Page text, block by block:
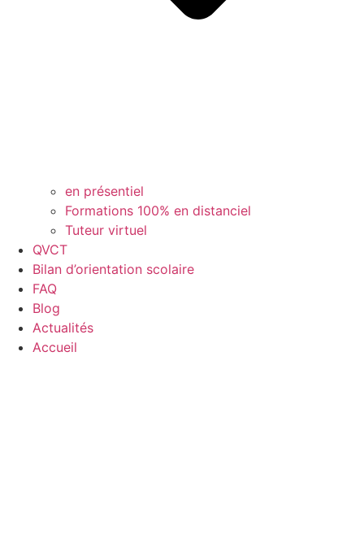
en présentiel
Formations 100% en distanciel
Tuteur virtuel
QVCT
Bilan d’orientation scolaire
FAQ
Blog
Actualités
Accueil